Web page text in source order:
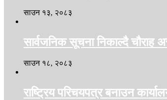
साउन १३, २०८३
सार्वजनिक सूचना निकाल्दै चौराह
साउन १८, २०८३
राष्ट्रिय परिचयपत्र बनाउन